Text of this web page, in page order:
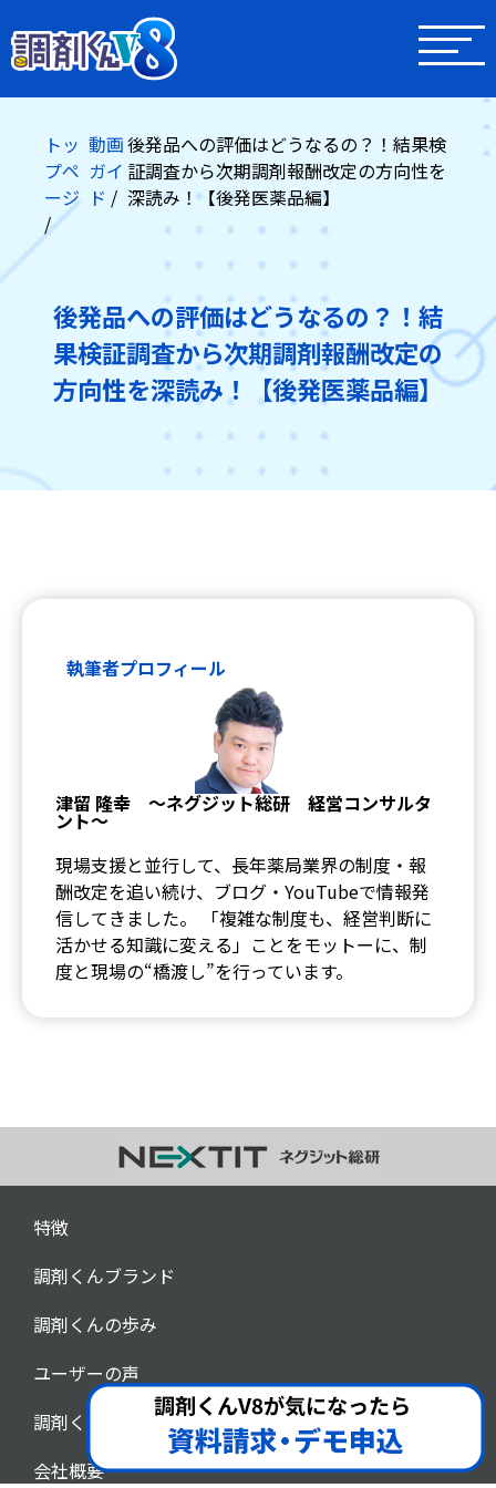
トッ
プペ
ージ
動画
ガイ
ド
後発品への評価はどうなるの？！結果検
証調査から次期調剤報酬改定の方向性を
深読み！【後発医薬品編】
後発品への評価はどうなるの？！結
果検証調査から次期調剤報酬改定の
方向性を深読み！【後発医薬品編】
執筆者プロフィール
津留 隆幸 ～ネグジット総研 経営コンサルタ
ント～
現場支援と並行して、長年薬局業界の制度・報
酬改定を追い続け、ブログ・YouTubeで情報発
信してきました。 「複雑な制度も、経営判断に
活かせる知識に変える」ことをモットーに、制
度と現場の“橋渡し”を行っています。
特徴
調剤くんブランド
調剤くんの歩み
ユーザーの声
調剤くんチャンネル
会社概要
薬歴navi AI
らくらく処方箋
入力本部入力システム
調剤くんブランド
調剤くんの歩み
ユーザーの声
お役立ち情報
お役立ち記事